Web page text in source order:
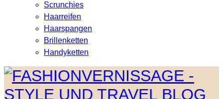
Scrunchies
Haarreifen
Haarspangen
Brillenketten
Handyketten